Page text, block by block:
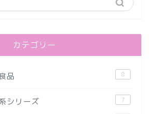
カテゴリー
品 8
シリーズ 7